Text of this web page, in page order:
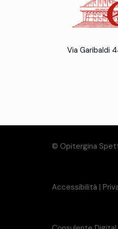
Via Garibaldi
© Opitergina
Accessibilità |